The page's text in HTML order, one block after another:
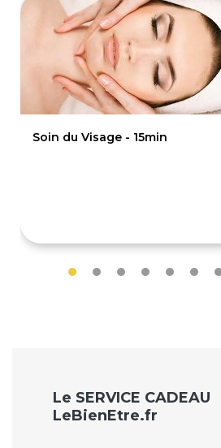
Soin du Visage - 15min
Le SERVICE CADEAU
LeBienEtre.fr